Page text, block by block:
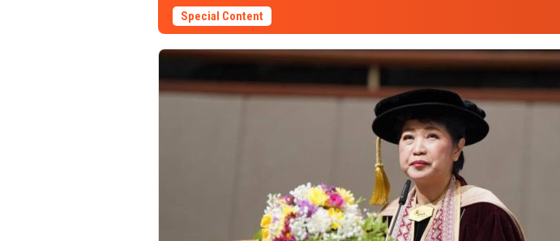
Special Content